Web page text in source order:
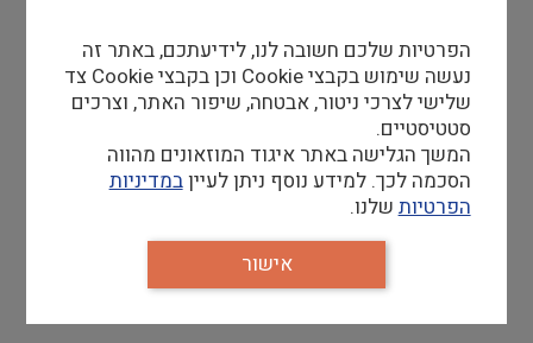
באופן אישי.
הוצאה לפועל של סדנאות בתחום הידע, ופיקוח
על ביצוען בפועל.
התאמת המרכיבים הפדגוגיים של התוכנית
ותיאום בין אנשי הצוות.
הפרטיות שלכם חשובה לנו, לידיעתכם, באתר זה
נעשה שימוש בקבצי Cookie וכן בקבצי Cookie צד
שלישי לצרכי ניטור, אבטחה, שיפור האתר, וצרכים
סטטיסטיים.
המשך הגלישה באתר איגוד המוזאונים מהווה
הסכמה לכך. למידע נוסף ניתן לעייןבמדיניות
הפרטיותשלנו.
אישור